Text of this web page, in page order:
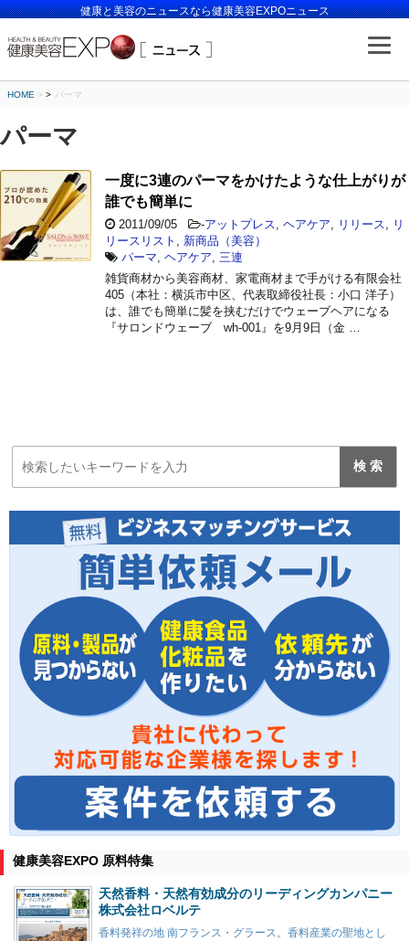
健康と美容のニュースなら健康美容EXPOニュース
HOME > パーマ
パーマ
一度に3連のパーマをかけたような仕上がりが
誰でも簡単に
2011/09/05 -アットプレス ヘアケア リリース
リ
リースリスト
新商品（美容）
パーマ ヘアケア
三連
雑貨商材から美容商材、家電商材まで手がける有限会社
405（本社：横浜市中区、代表取締役社長：小口 洋子）
は、誰でも簡単に髪を挟むだけでウェーブヘアになる
『サロンドウェーブ wh-001』を9月9日（金 …
健康美容EXPO 原料特集
天然香料・天然有効成分のリーディングカンパニー
株式会社ロベルテ
香料発祥の地 南フランス・グラース。香料産業の聖地とし